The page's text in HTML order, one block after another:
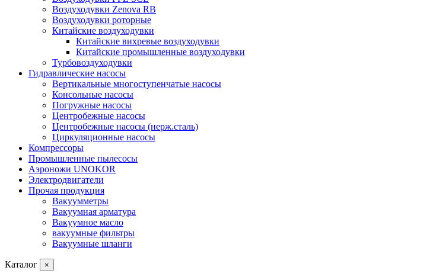
Воздуходувки Zenova RB
Воздуходувки роторные
Китайские воздуходувки
Китайские вихревые воздуходувки
Китайские промышленные воздуходувки
Турбовоздуходувки
Гидравлические насосы
Вертикальные многоступенчатые насосы
Консольные насосы
Погружные насосы
Центробежные насосы
Центробежные насосы (нерж.сталь)
Циркуляционные насосы
Компрессоры
Промышленные пылесосы
Аэроножи UNOKOR
Электродвигатели
Прочая продукция
Вакуумметры
Вакуумная арматура
Вакуумное масло
вакуумные фильтры
Вакуумные шланги
Каталог ×